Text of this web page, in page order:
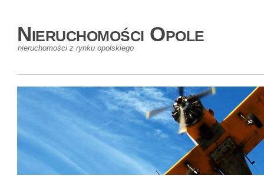
Nieruchomości Opole
nieruchomości z rynku opolskiego